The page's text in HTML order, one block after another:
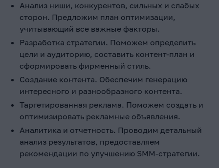
Анализ ниши, конкурентов, сильных и слабых
сторон. Предложим план оптимизации,
учитывающий все важные факторы.
Разработка стратегии. Поможем определить
цели и аудиторию, составить контент-план и
сформировать фирменный стиль.
Создание контента. Обеспечим генерацию
интересного и разнообразного контента.
Таргетированная реклама. Поможем создать и
оптимизировать рекламные объявления.
Аналитика и отчетность. Проводим детальный
анализ результатов, предоставляем
рекомендации по улучшению SMM-стратегии.